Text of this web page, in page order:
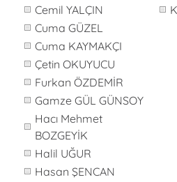
Cemil YALÇIN
Cuma GÜZEL
Cuma KAYMAKÇI
Çetin OKUYUCU
Furkan ÖZDEMİR
Gamze GÜL GÜNSOY
Hacı Mehmet
BOZGEYİK
Halil UĞUR
Hasan ŞENCAN